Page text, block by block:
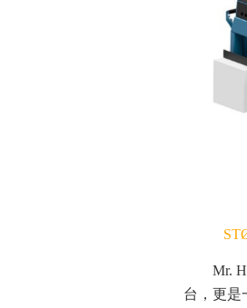
Mr.
台，更是